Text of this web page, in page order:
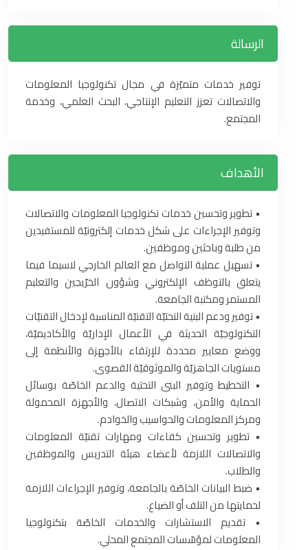
الرسالة
توفير خدمات متميّزة في مجال تكنولوجيا المعلومات
والاتصالات تعزز التعليم الإنتاجي، البحث العلمي، وخدمة
المجتمع.
الأهداف
‏•‏ تطوير وتحسين خدمات تكنولوجيا المعلومات والاتصالات
وتوفير الإجراءات على شكل خدمات إلكترونيّة للمستفيدين
‏من طلبة وباحثين وموظفين‎.‎
‏•‏ تسهيل عملية التواصل مع العالم الخارجي لاسيما فيما
يتعلق بالتوظف الإلكتروني وشؤون الخرّيجين والتعليم
المستمر ‏ومكتبة الجامعة‎.‎
‏•‏ توفير ودعم البنية التحتيّة التقنيّة المناسبة لإدخال التقنيّات
التكنولوجيّة الحديثة في الأعمال الإداريّة والأكاديميّة،
‏ووضع معايير محددة للإرتقاء بالأجهزة والأنظمة إلى
مستويات الجاهزيّة والموثوقيّة القصوى‎.‎
‏•‏ التخطيط وتوفير البنى التحتية والدعم الخاصّة بوسائل
الحماية والأمن، وشبكات الاتصال، والأجهزة المحمولة
ومركز ‏المعلومات والحواسيب والخوادم‎.‎
‏•‏ تطوير وتحسين كفاءات ومهارات تقنيّة المعلومات
والاتصالات اللازمة لأعضاء هيئة التدريس والموظفين
والطلاب‎.‎
‏•‏ ضبط البيانات الخاصّة بالجامعة، وتوفير الإجراءات اللازمة
لحمايتها من التلف أو الضياع‎.‎
‏•‏ تقديم الاستشارات والخدمات الخاصّة بتكنولوجيا
المعلومات لمؤسّسات المجتمع المحلي‎.‎